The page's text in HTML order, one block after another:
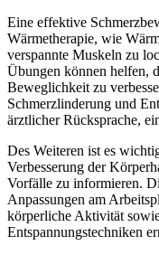
Eine effektive
Wärmetherapie, wie
verspannte Muskeln zu
Übungen können helfen,
Beweglichkeit zu
Schmerzlinderung und
ärztlicher Rücksprache,
Des Weiteren ist es
Verbesserung der
Vorfälle zu informieren.
Anpassungen am
körperliche Aktivität
Entspannungstechniken